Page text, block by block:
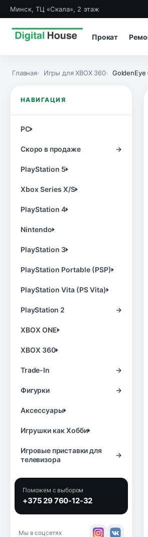
Минск, ТЦ «Скала», 2 этаж
Прокат
Главная Игры для XBOX 360 GoldenEye
НАВИГАЦИЯ
PC
Скоро в продаже →
PlayStation 5
Xbox Series X/S
PlayStation 4
Nintendo
PlayStation 3
PlayStation Portable (PSP)
PlayStation Vita (PS Vita)
PlayStation 2 →
XBOX ONE
XBOX 360
Trade-In →
Фигурки →
Аксессуары
Игрушки как Хобби
Игровые приставки для
телевизора
→
Поможем с выбором
+375 29 760-12-32
Мы в соцсетях